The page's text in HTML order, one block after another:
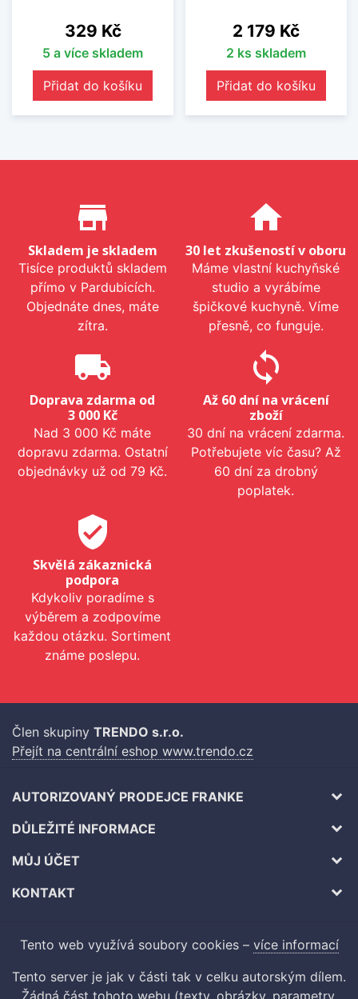
Cena
329 Kč
5 a více skladem
Přidat do košíku
Cena
2 179 Kč
2 ks skladem
Přidat do košíku
Proč nakupovat u nás?
store_mall_directory
Skladem je skladem
Tisíce produktů skladem
přímo v Pardubicích.
Objednáte dnes, máte
zítra.
home
30 let zkušeností v oboru
Máme vlastní kuchyňské
studio a vyrábíme
špičkové kuchyně. Víme
přesně, co funguje.
local_shipping
Doprava zdarma od
3 000 Kč
Nad 3 000 Kč máte
dopravu zdarma. Ostatní
objednávky už od 79 Kč.
sync
Až 60 dní na vrácení
zboží
30 dní na vrácení zdarma.
Potřebujete víc času? Až
60 dní za drobný
poplatek.
verified_user
Skvělá zákaznická
podpora
Kdykoliv poradíme s
výběrem a zodpovíme
každou otázku. Sortiment
známe poslepu.
Člen skupiny TRENDO s.r.o.
Přejít na centrální eshop www.trendo.cz
AUTORIZOVANÝ PRODEJCE FRANKE
DŮLEŽITÉ INFORMACE
MŮJ ÚČET
KONTAKT
Tento web využívá soubory cookies – více informací
Tento server je jak v části tak v celku autorským dílem.